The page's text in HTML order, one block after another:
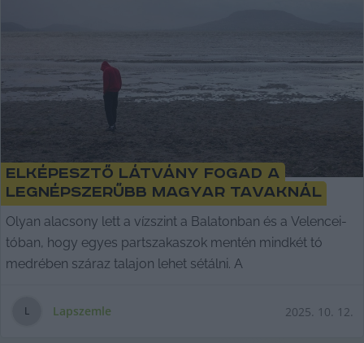
Elképesztő látvány fogad a
legnépszerűbb magyar tavaknál
Olyan alacsony lett a vízszint a Balatonban és a Velencei-
tóban, hogy egyes partszakaszok mentén mindkét tó
medrében száraz talajon lehet sétálni. A
L Lapszemle 2025. 10. 12.